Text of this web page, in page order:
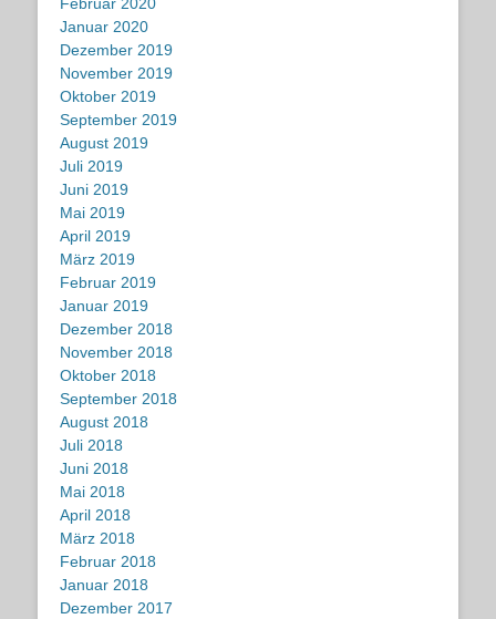
Februar 2020
Januar 2020
Dezember 2019
November 2019
Oktober 2019
September 2019
August 2019
Juli 2019
Juni 2019
Mai 2019
April 2019
März 2019
Februar 2019
Januar 2019
Dezember 2018
November 2018
Oktober 2018
September 2018
August 2018
Juli 2018
Juni 2018
Mai 2018
April 2018
März 2018
Februar 2018
Januar 2018
Dezember 2017